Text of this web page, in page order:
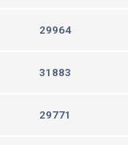
29964
31883
29771